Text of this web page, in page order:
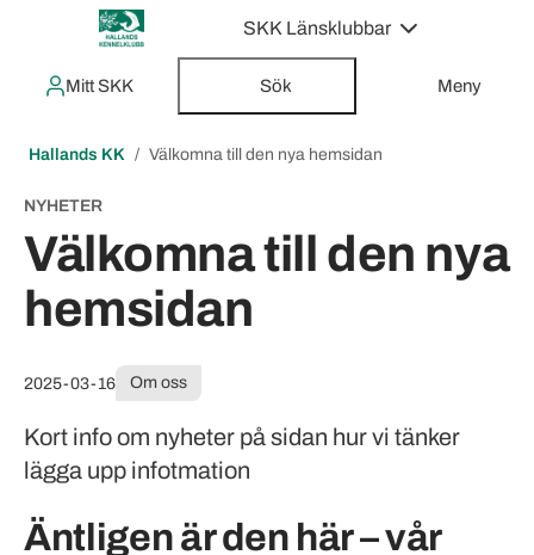
SKK Länsklubbar
Mitt SKK Sök Meny
Hallands KK Välkomna till den nya hemsidan
Välkomna till den nya
hemsidan
NYHETER
2025-03-16 Om oss
Kort info om nyheter på sidan hur vi tänker
lägga upp infotmation
Äntligen är den här – vår